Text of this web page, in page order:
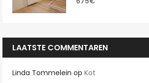
LAATSTE COMMENTAREN
Linda Tommelein op Kot